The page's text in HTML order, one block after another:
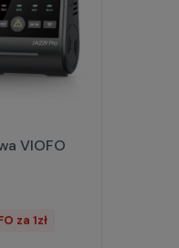
VIOFO
za 1zł